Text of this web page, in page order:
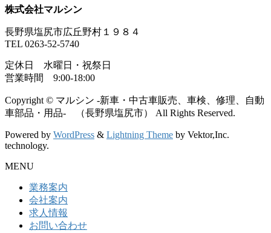
株式会社マルシン
長野県塩尻市広丘野村１９８４
TEL 0263-52-5740
定休日 水曜日・祝祭日
営業時間 9:00-18:00
Copyright © マルシン -新車・中古車販売、車検、修理、自動
車部品・用品- （長野県塩尻市） All Rights Reserved.
Powered by WordPress & Lightning Theme by Vektor,Inc.
technology.
MENU
業務案内
会社案内
求人情報
お問い合わせ